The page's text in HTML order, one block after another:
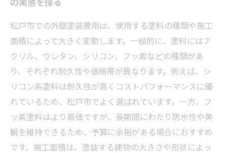
松戸市での外壁塗装費用は、使用する塗料の種類や施工
面積によって大きく変動します。一般的に、塗料にはア
クリル、ウレタン、シリコン、フッ素などの種類があ
り、それぞれ耐久性や価格帯が異なります。例えば、シ
リコン系塗料は耐久性が高くコストパフォーマンスに優
れているため、松戸市でよく選ばれています。一方、フ
ッ素塗料はより高価ですが、長期間にわたり防水性や美
観を維持できるため、予算に余裕がある場合におすすめ
です。施工面積は、塗装する建物の大きさや形状によっ